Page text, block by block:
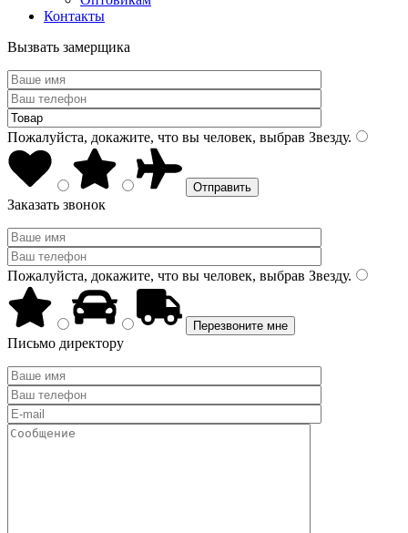
Контакты
Вызвать замерщика
Пожалуйста, докажите, что вы человек, выбрав Звезду.
Заказать звонок
Пожалуйста, докажите, что вы человек, выбрав Звезду.
Письмо директору